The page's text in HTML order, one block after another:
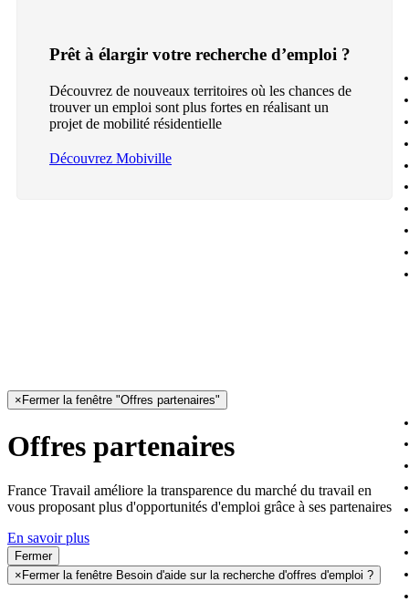
Prêt à élargir votre recherche d’emploi ?
Découvrez de nouveaux territoires où les chances de
trouver un emploi sont plus fortes en réalisant un
projet de mobilité résidentielle
Découvrez Mobiville
× Fermer la fenêtre "Offres partenaires"
Offres partenaires
France Travail améliore la transparence du marché du travail en
vous proposant plus d'opportunités d'emploi grâce à ses partenaires
En savoir plus
Fermer
× Fermer la fenêtre Besoin d'aide sur la recherche d'offres d'emploi ?